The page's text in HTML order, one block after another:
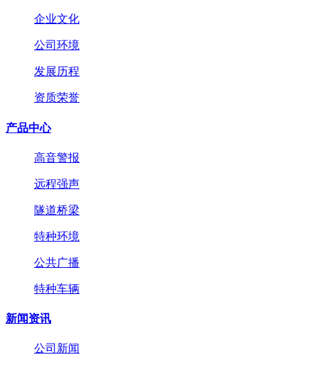
企业文化
公司环境
发展历程
资质荣誉
产品中心
高音警报
远程强声
隧道桥梁
特种环境
公共广播
特种车辆
新闻资讯
公司新闻